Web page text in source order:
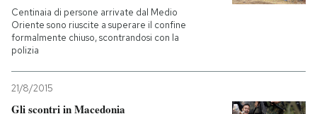
Centinaia di persone arrivate dal Medio
Oriente sono riuscite a superare il confine
formalmente chiuso, scontrandosi con la
polizia
21/8/2015
Gli scontri in Macedonia